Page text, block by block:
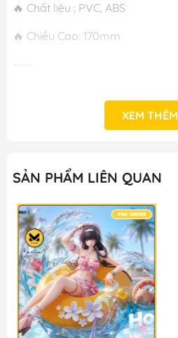
🔥 Chất liệu : PVC, ABS
🔥 Chiều Cao: 170mm
XEM THÊM
SẢN PHẨM LIÊN QUAN